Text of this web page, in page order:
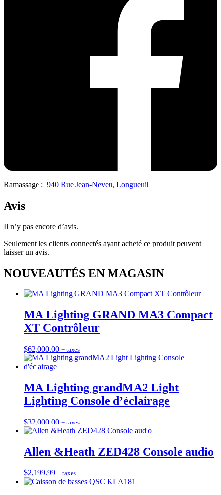
Ramassage : 940 Rue Jean-Neveu, Longueuil
Avis
Il n’y pas encore d’avis.
Seulement les clients connectés ayant acheté ce produit peuvent
laisser un avis.
NOUVEAUTÉS EN MAGASIN
MA Lighting GRAND MA3 Compact
XT Contrôleur
$62,000.00 + taxes
MA Lighting grandMA2 Light
Lighting Console d’éclairage
$32,000.00 + taxes
Allen &Heath ZED428 Console audio
$2,199.99 + taxes